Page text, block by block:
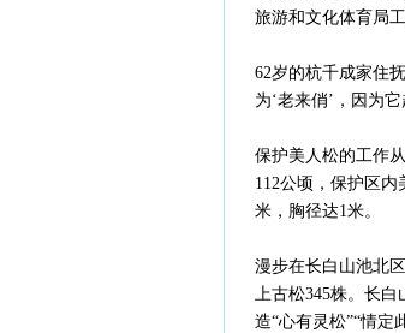
旅游和文化体育局
62岁的杭千成家住
为‘老来俏’，因为
保护美人松的工作
112公顷，保护区内
米，胸径达1米。
漫步在长白山池北
上古松345株。长
造“心有灵松”“情定